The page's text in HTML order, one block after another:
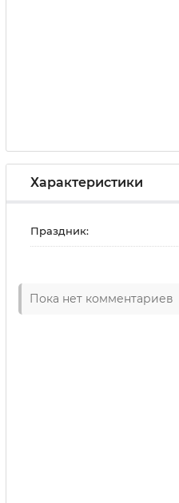
Характеристики
Праздник:
Пока нет комментариев